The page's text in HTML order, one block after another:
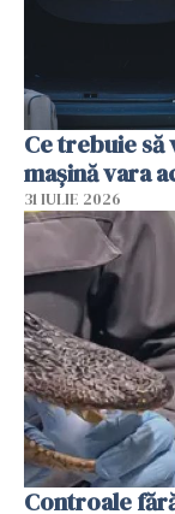
Ce trebuie
mașină vara
31 IULIE 2026
Controale